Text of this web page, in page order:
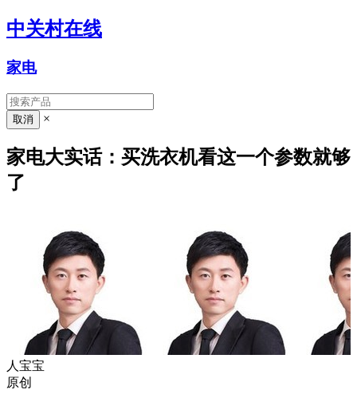
中关村在线
家电
×
家电大实话：买洗衣机看这一个参数就够
了
人宝宝
原创